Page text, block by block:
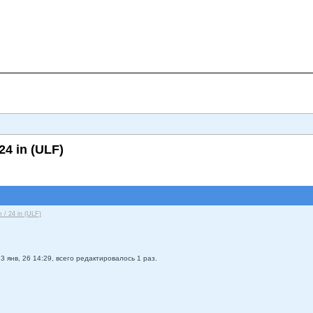
in (ULF)
/ 24 in (ULF)
янв, 26 14:29, всего редактировалось 1 раз.